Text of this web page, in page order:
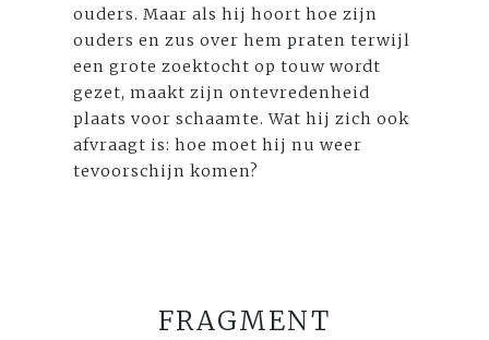
ouders. Maar als hij hoort hoe zijn
ouders en zus over hem praten terwijl
een grote zoektocht op touw wordt
gezet, maakt zijn ontevredenheid
plaats voor schaamte. Wat hij zich ook
afvraagt is: hoe moet hij nu weer
tevoorschijn komen?
FRAGMENT